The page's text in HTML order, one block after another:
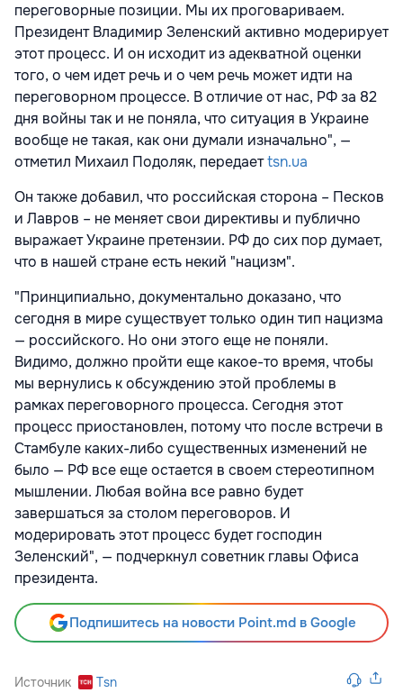
переговорные позиции. Мы их проговариваем.
Президент Владимир Зеленский активно модерирует
этот процесс. И он исходит из адекватной оценки
того, о чем идет речь и о чем речь может идти на
переговорном процессе. В отличие от нас, РФ за 82
дня войны так и не поняла, что ситуация в Украине
вообще не такая, как они думали изначально", —
отметил Михаил Подоляк, передаетtsn.ua
Он также добавил, что российская сторона – Песков
и Лавров – не меняет свои директивы и публично
выражает Украине претензии. РФ до сих пор думает,
что в нашей стране есть некий "нацизм".
"Принципиально, документально доказано, что
сегодня в мире существует только один тип нацизма
— российского. Но они этого еще не поняли.
Видимо, должно пройти еще какое-то время, чтобы
мы вернулись к обсуждению этой проблемы в
рамках переговорного процесса. Сегодня этот
процесс приостановлен, потому что после встречи в
Стамбуле каких-либо существенных изменений не
было — РФ все еще остается в своем стереотипном
мышлении. Любая война все равно будет
завершаться за столом переговоров. И
модерировать этот процесс будет господин
Зеленский", — подчеркнул советник главы Офиса
президента.
Подпишитесь на новости Point.md в Google
Источник Tsn